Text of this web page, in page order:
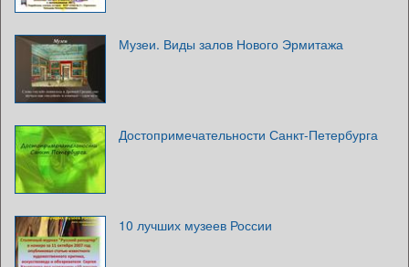
Музеи. Виды залов Нового Эрмитажа
Достопримечательности Санкт-Петербурга
10 лучших музеев России